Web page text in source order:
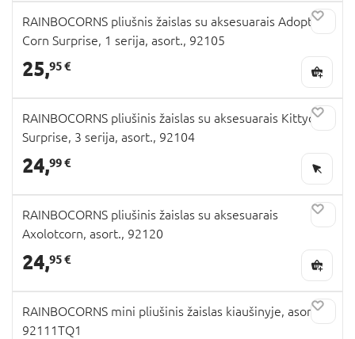
RAINBOCORNS pliušnis žaislas su aksesuarais Adopt-A-
Corn Surprise, 1 serija, asort., 92105
25,95 €
RAINBOCORNS pliušinis žaislas su aksesuarais Kittycorn
Surprise, 3 serija, asort., 92104
24,99 €
RAINBOCORNS pliušinis žaislas su aksesuarais
Axolotcorn, asort., 92120
24,95 €
RAINBOCORNS mini pliušinis žaislas kiaušinyje, asort.,
92111TQ1